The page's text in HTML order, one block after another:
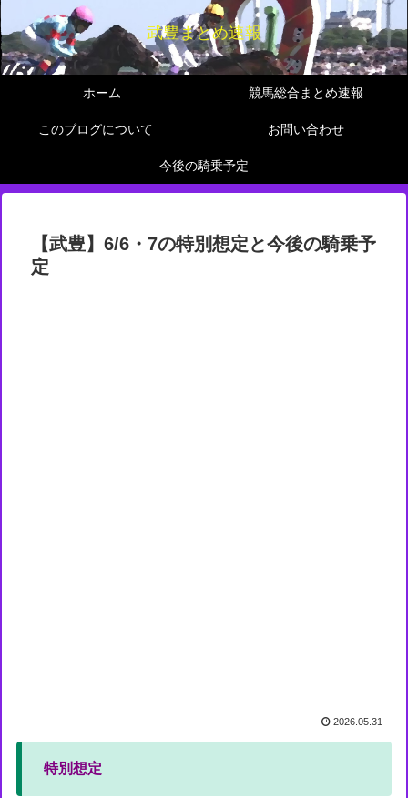
武豊まとめ速報
ホーム 競馬総合まとめ速報
このブログについて お問い合わせ
今後の騎乗予定
【武豊】6/6・7の特別想定と今後の騎乗予
定
2026.05.31
特別想定